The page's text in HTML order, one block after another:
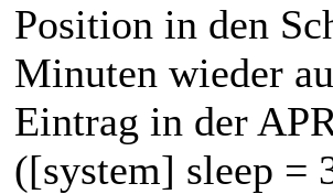
Position in den
Minuten wieder
Eintrag in der
([system] sleep =